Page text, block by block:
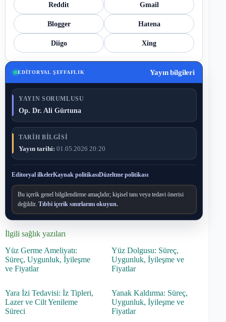
Reddit Gmail
Blogger Hatena
Diigo Xing
EDITORYAL ŞEFFAFLIK Yayın bilgileri
YAYIN SORUMLUSU
Op. Dr. Ali Gürtuna
TARIH BILGISI
Yayın tarihi: 01.05.2026 20:20
Editoryal ilkelerKaynak politikasıDüzeltme politikası
Bu içerik genel bilgilendirme amaçlıdır; kişisel tanı veya tedavi önerisi
değildir. Tıbbi içerik sınırlarını okuyun.
İlgili sağlık yazıları
Yüz Germe Ameliyatı:
Süreç, Uygunluk, İyileşme
ve Fiyatlar
Yüz Dolgusu: Süreç,
Uygunluk, İyileşme ve
Fiyatlar
Yara İzi Tedavisi: İz Tipleri,
Lazer ve Cilt Yenileme
Süreci
Yanak Kaldırma: Süreç,
Uygunluk, İyileşme ve
Fiyatlar